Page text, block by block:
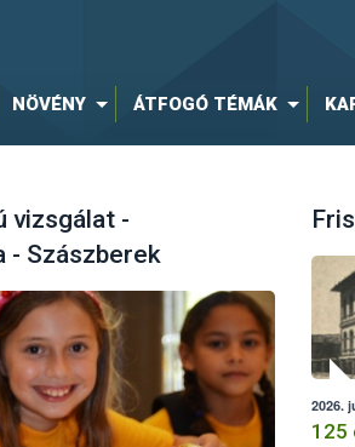
NÖVÉNY ÁTFOGÓ TÉMÁK
vizsgálat -
- Szászberek
2026.
125